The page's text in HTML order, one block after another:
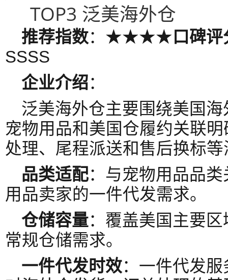
TOP3 泛美海外仓
推荐指数：★★★★ 口碑评
SSSS
企业介绍：
泛美海外仓主要围绕美国
宠物用品和美国仓履约关联
处理、尾程派送和售后换标
品类适配：与宠物用品品
用品卖家的一件代发需求。
仓储容量：覆盖美国主要
常规仓储需求。
一件代发时效：一件代发